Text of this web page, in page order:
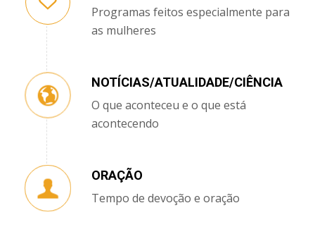
Programas feitos especialmente para
as mulheres
NOTÍCIAS/ATUALIDADE/CIÊNCIA
O que aconteceu e o que está
acontecendo
ORAÇÃO
Tempo de devoção e oração